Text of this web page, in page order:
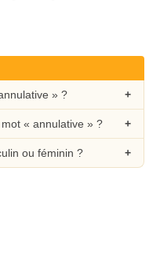
» ?
« annulative » ?
ou féminin ?